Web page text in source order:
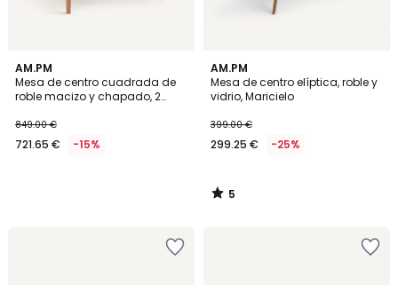
AM.PM
Mesa de centro cuadrada de
roble macizo y chapado, 2
€
en
849.00 €
721.65 € -15%
AM.PM
Mesa de centro elíptica, roble y
vidrio, Maricielo
399.00 €
299.25 € -25%
5
/
5
5
/